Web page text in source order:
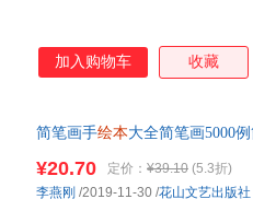
加入购物车 收藏
简笔画手绘本大全简笔画5000
本
¥20.70 定价： ¥39.10 (5.3折)
李燕刚 /2019-11-30 /花山文艺出版社